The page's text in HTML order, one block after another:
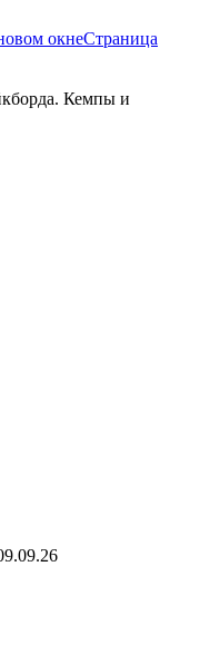
окнеСтраница
Кемпы и